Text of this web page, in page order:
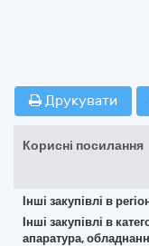
Друкувати
Корисні посилання
Інші закупівлі в
Інші закупівлі в
апаратура,